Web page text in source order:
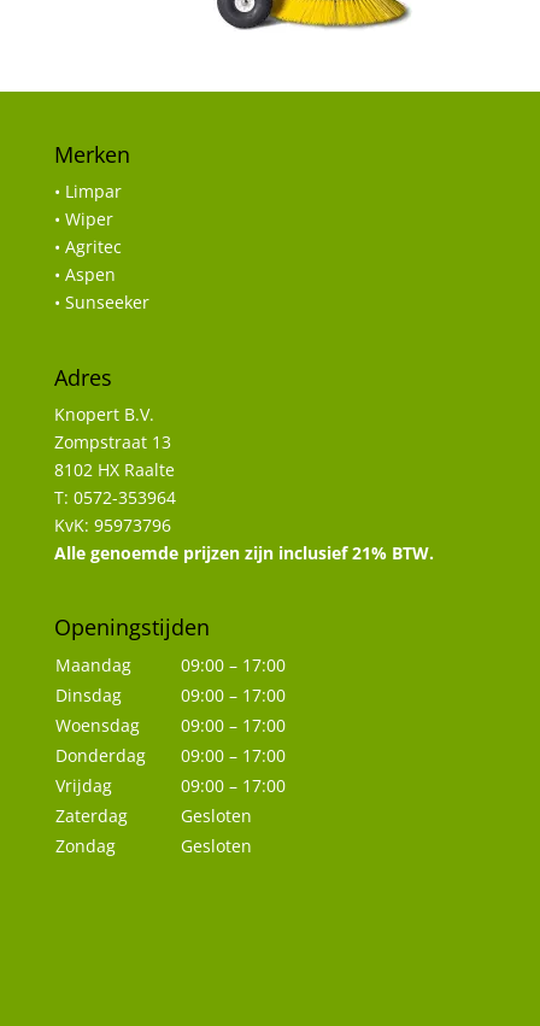
Merken
• Limpar
• Wiper
• Agritec
• Aspen
• Sunseeker
Adres
Knopert B.V.
Zompstraat 13
8102 HX Raalte
T: 0572-353964
KvK: 95973796
Alle genoemde prijzen zijn inclusief 21% BTW.
Openingstijden
Maandag
09:00 – 17:00
Dinsdag
09:00 – 17:00
Woensdag
09:00 – 17:00
Donderdag
09:00 – 17:00
Vrijdag
09:00 – 17:00
Zaterdag
Gesloten
Zondag
Gesloten